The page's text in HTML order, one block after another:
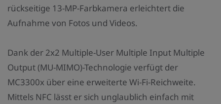
rückseitige 13-MP-Farbkamera erleichtert die
Aufnahme von Fotos und Videos.
Dank der 2x2 Multiple-User Multiple Input Multiple
Output (MU-MIMO)-Technologie verfügt der
MC3300x über eine erweiterte Wi-Fi-Reichweite.
Mittels NFC lässt er sich unglaublich einfach mit